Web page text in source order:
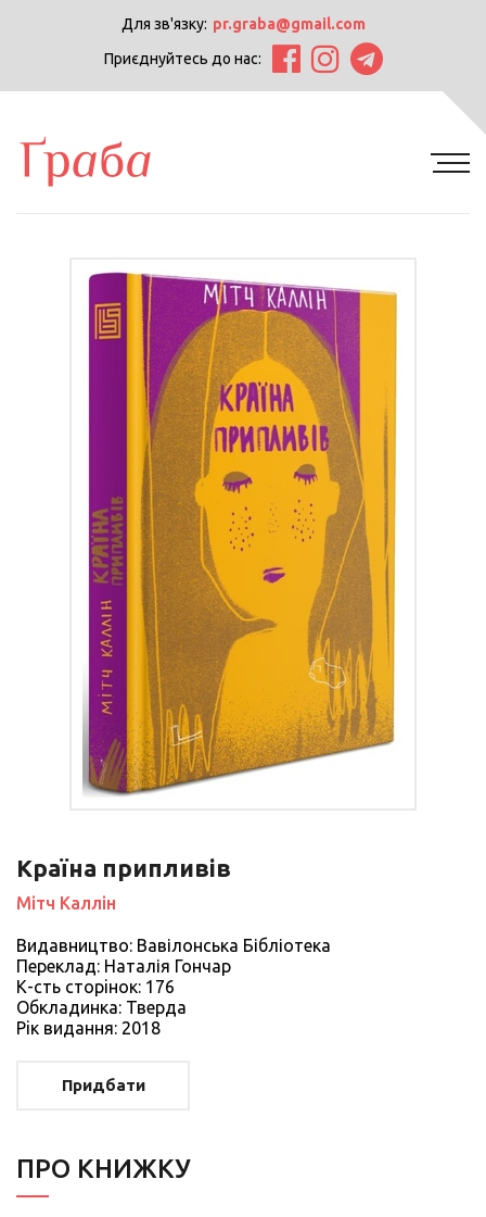
Для зв'язку: pr.graba@gmail.com
Приєднуйтесь до нас:
Країна припливів
Мітч Каллін
Видавництво: Вавілонська Бібліотека
Переклад: Наталія Гончар
К-сть сторiнок: 176
Обкладинка: Тверда
Рiк видання: 2018
Придбати
ПРО КНИЖКУ